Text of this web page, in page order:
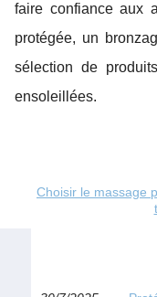
faire confiance aux
protégée, un
sélection de
ensoleillées.
Choisir le massage